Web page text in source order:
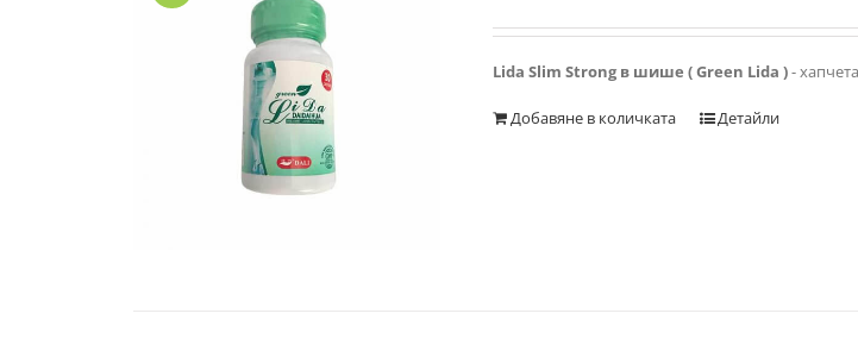
Lida Slim Strong в шише ( Green Lida )-
Добавяне в количката Детайли